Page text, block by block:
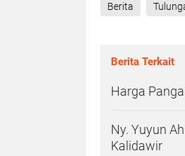
Berita
Berita Terkait
Harga
Ny. Yuyun
Kalidawir